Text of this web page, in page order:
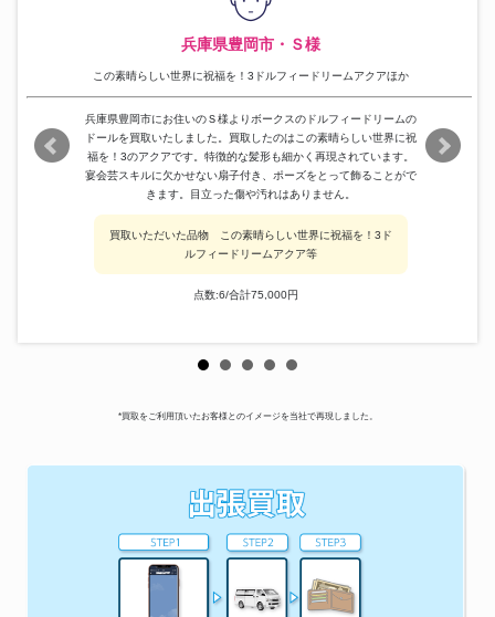
兵庫県豊岡市・Ｓ様
この素晴らしい世界に祝福を！3ドルフィードリームアクアほか
兵庫県豊岡市にお住いのＳ様よりボークスのドルフィードリームの
ドールを買取いたしました。買取したのはこの素晴らしい世界に祝
福を！3のアクアです。特徴的な髪形も細かく再現されています。
宴会芸スキルに欠かせない扇子付き、ポーズをとって飾ることがで
きます。目立った傷や汚れはありません。
買取いただいた品物 この素晴らしい世界に祝福を！3ド
ルフィードリームアクア等
点数:6/合計75,000円
*買取をご利用頂いたお客様とのイメージを当社で再現しました。